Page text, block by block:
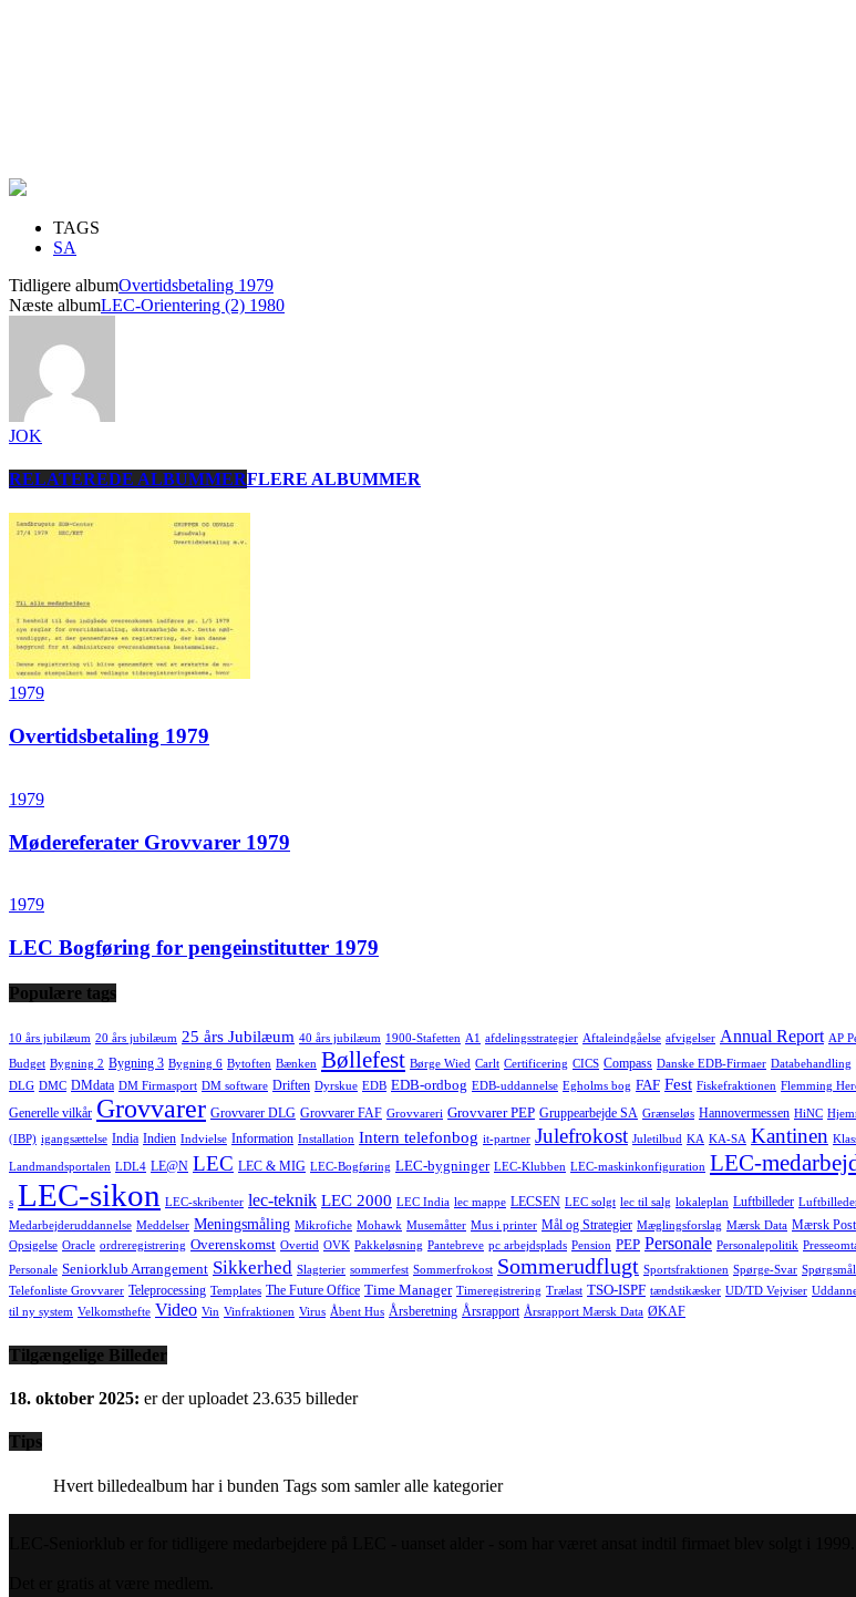
TAGS
SA
Tidligere albumOvertidsbetaling 1979
Næste albumLEC-Orientering (2) 1980
JOK
RELATEREDE ALBUMMERFLERE ALBUMMER
1979
Overtidsbetaling 1979
1979
Mødereferater Grovvarer 1979
1979
LEC Bogføring for pengeinstitutter 1979
Populære tags
10 års jubilæum 20 års jubilæum 25 års Jubilæum 40 års jubilæum 1900-Stafetten A1 afdelingsstrategier Aftaleindgåelse afvigelser Annual Report AP
Budget Bygning 2 Bygning 3 Bygning 6 Bytoften Bænken Bøllefest Børge Wied Carlt Certificering CICS Compass Danske EDB-Firmaer Databehandling
DLG DMC DMdata DM Firmasport DM software Driften Dyrskue EDB EDB-ordbog EDB-uddannelse Egholms bog FAF Fest Fiskefraktionen Flemming
Generelle vilkår Grovvarer Grovvarer DLG Grovvarer FAF Grovvareri Grovvarer PEP Gruppearbejde SA Grænseløs Hannovermessen HiNC
(IBP) igangsættelse India Indien Indvielse Information Installation Intern telefonbog it-partner Julefrokost Juletilbud KA KA-SA Kantinen
Landmandsportalen LDL4 LE@N LEC LEC & MIG LEC-Bogføring LEC-bygninger LEC-Klubben LEC-maskinkonfiguration LEC-
s LEC-sikon LEC-skribenter lec-teknik LEC 2000 LEC India lec mappe LECSEN LEC solgt lec til salg lokaleplan Luftbilleder
Medarbejderuddannelse Meddelser Meningsmåling Mikrofiche Mohawk Musemåtter Mus i printer Mål og Strategier Mæglingsforslag Mærsk Data Mærsk Post
Opsigelse Oracle ordreregistrering Overenskomst Overtid OVK Pakkeløsning Pantebreve pc arbejdsplads Pension PEP Personale Personalepolitik
Personale Seniorklub Arrangement Sikkerhed Slagterier sommerfest Sommerfrokost Sommerudflugt Sportsfraktionen Spørge-Svar
Telefonliste Grovvarer Teleprocessing Templates The Future Office Time Manager Timeregistrering Trælast TSO-ISPF tændstikæsker UD/TD Vejviser
til ny system Velkomsthefte Video Vin Vinfraktionen Virus Åbent Hus Årsberetning Årsrapport Årsrapport Mærsk Data ØKAF
Tilgængelige Billeder
18. oktober 2025: er der uploadet 23.635 billeder
Tips
Hvert billedealbum har i bunden Tags som samler alle kategorier